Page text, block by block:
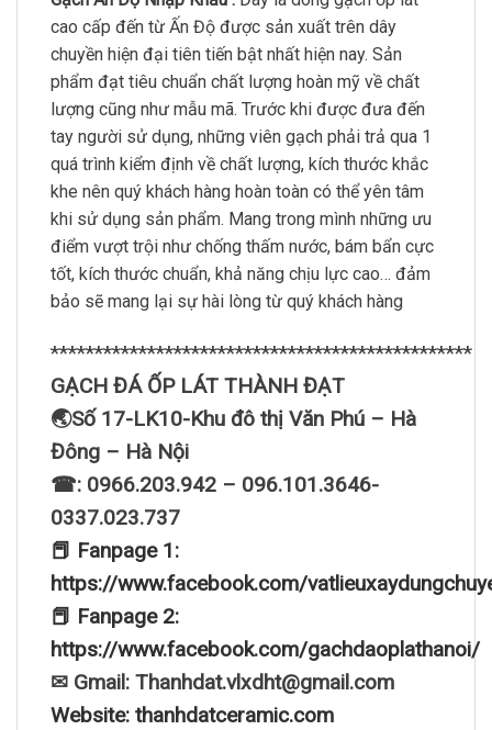
cao cấp đến từ Ấn Độ được sản xuất trên dây
chuyền hiện đại tiên tiến bật nhất hiện nay. Sản
phẩm đạt tiêu chuẩn chất lượng hoàn mỹ về chất
lượng cũng như mẫu mã. Trước khi được đưa đến
tay người sử dụng, những viên gạch phải trả qua 1
quá trình kiểm định về chất lượng, kích thước khắc
khe nên quý khách hàng hoàn toàn có thể yên tâm
khi sử dụng sản phẩm. Mang trong mình những ưu
điểm vượt trội như chống thấm nước, bám bẩn cực
tốt, kích thước chuẩn, khả năng chịu lực cao… đảm
bảo sẽ mang lại sự hài lòng từ quý khách hàng
************************************************
GẠCH ĐÁ ỐP LÁT THÀNH ĐẠT
🌏Số 17-LK10-Khu đô thị Văn Phú – Hà
Đông – Hà Nội
☎: 0966.203.942 – 096.101.3646-
0337.023.737
📕 Fanpage 1:
https://www.facebook.com/
📕 Fanpage 2:
https://www.facebook.com/gachdaoplathanoi/
✉ Gmail: Thanhdat.vlxdht@gmail.com
Website: thanhdatceramic.com